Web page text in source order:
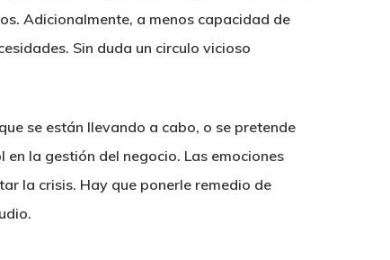
Adicionalmente, a menos capacidad de
Sin duda un circulo vicioso
se están llevando a cabo, o se pretende
la gestión del negocio. Las emociones
la crisis. Hay que ponerle remedio de